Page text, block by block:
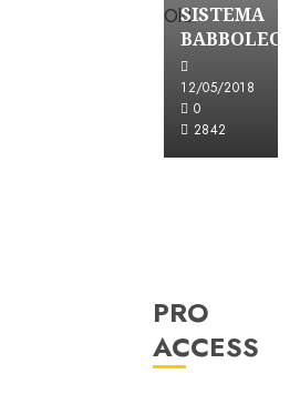
SISTEMA
BABBOLEO
12/05/2018
0
2842
PRO
ACCESS